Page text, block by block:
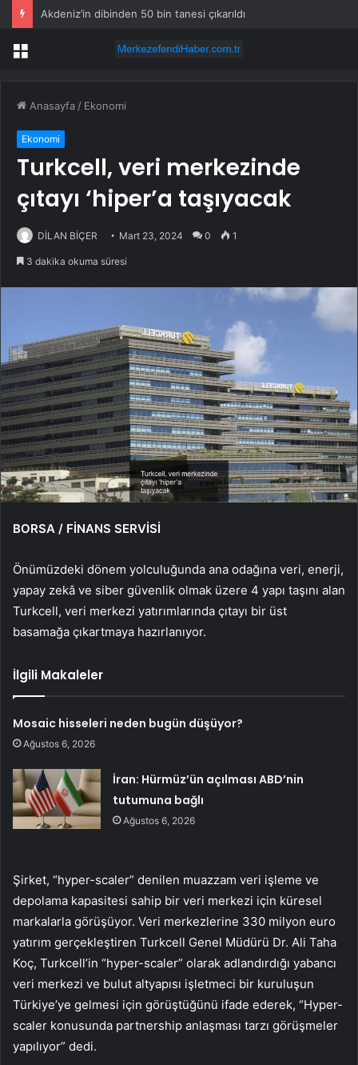
Akdeniz’in dibinden 50 bin tanesi çıkarıldı
Menü
Anasayfa / Ekonomi
Ekonomi
Turkcell, veri merkezinde
çıtayı ‘hiper’a taşıyacak
DİLAN BİÇER Mart 23, 2024 0 1
3 dakika okuma süresi
BORSA / FİNANS SERVİSİ
Önümüzdeki dönem yolculuğunda ana odağına veri, enerji,
yapay zekâ ve siber güvenlik olmak üzere 4 yapı taşını alan
Turkcell, veri merkezi yatırımlarında çıtayı bir üst
basamağa çıkartmaya hazırlanıyor.
İlgili Makaleler
Mosaic hisseleri neden bugün düşüyor?
Ağustos 6, 2026
İran: Hürmüz’ün açılması ABD’nin
tutumuna bağlı
Ağustos 6, 2026
Şirket, “hyper-scaler” denilen muazzam veri işleme ve
depolama kapasitesi sahip bir veri merkezi için küresel
markalarla görüşüyor. Veri merkezlerine 330 milyon euro
yatırım gerçekleştiren Turkcell Genel Müdürü Dr. Ali Taha
Koç, Turkcell’in “hyper-scaler” olarak adlandırdığı yabancı
veri merkezi ve bulut altyapısı işletmeci bir kuruluşun
Türkiye’ye gelmesi için görüştüğünü ifade ederek, “Hyper-
scaler konusunda partnership anlaşması tarzı görüşmeler
yapılıyor” dedi.